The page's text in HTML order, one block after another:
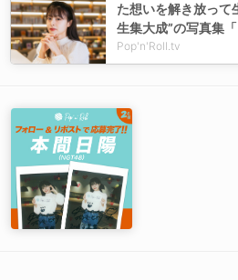
た想いを解き放って
生集大成”の写真集
さに包まれる作品に
Pop'n'Roll.tv